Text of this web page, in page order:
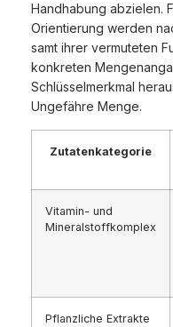
Handhabung abzielen.
Orientierung werden
samt ihrer vermuteten
konkreten
Schlüsselmerkmal
Ungefähre Menge.
Zutatenkategorie
Vitamin- und
Mineralstoffkomplex
Pflanzliche Extrakte